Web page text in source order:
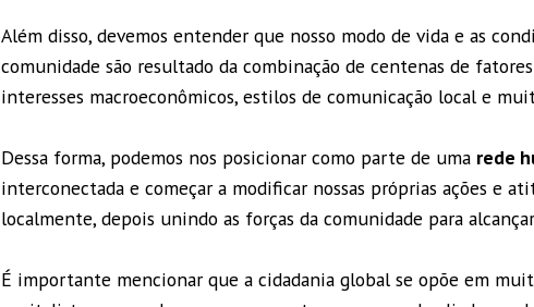
Além disso, devemos entender que nosso modo de vida e as
comunidade são resultado da combinação de centenas de
interesses macroeconômicos, estilos de comunicação local e
Dessa forma, podemos nos posicionar como parte de uma rede
interconectada e começar a modificar nossas próprias ações e
localmente, depois unindo as forças da comunidade para
É importante mencionar que a cidadania global se opõe em